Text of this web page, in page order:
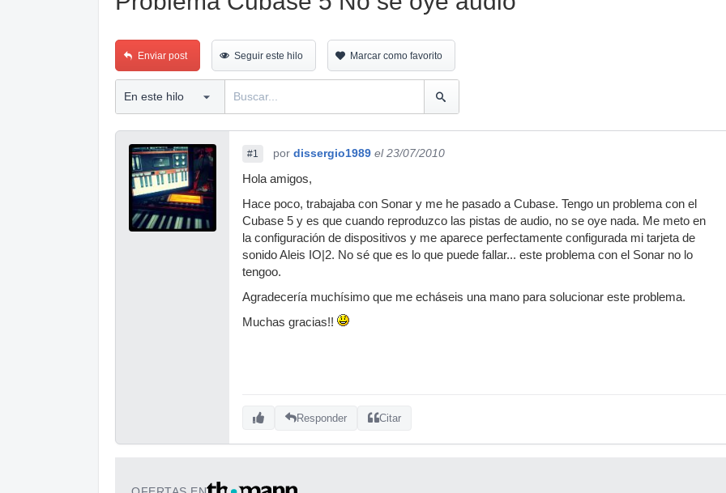
Enviar post Seguir este hilo Marcar como favorito
#1 por dissergio1989 el 23/07/2010
Hola amigos,
Hace poco, trabajaba con Sonar y me he pasado a Cubase. Tengo un problema con el
Cubase 5 y es que cuando reproduzco las pistas de audio, no se oye nada. Me meto en
la configuración de dispositivos y me aparece perfectamente configurada mi tarjeta de
sonido Aleis IO|2. No sé que es lo que puede fallar... este problema con el Sonar no lo
tengoo.
Agradecería muchísimo que me echáseis una mano para solucionar este problema.
Muchas gracias!!
Responder Citar